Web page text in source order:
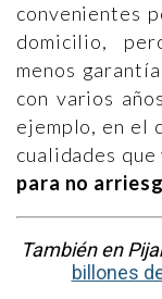
convenientes
domicilio,
menos
con varios
ejemplo, en el
cualidades
para no
También en
billones